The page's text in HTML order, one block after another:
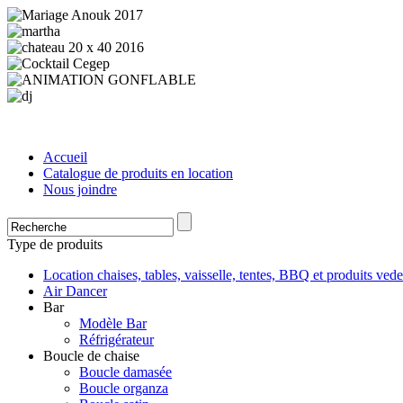
Accueil
Catalogue de produits en location
Nous joindre
Type de produits
Location chaises, tables, vaisselle, tentes, BBQ et produits
Air Dancer
Bar
Modèle Bar
Réfrigérateur
Boucle de chaise
Boucle damasée
Boucle organza